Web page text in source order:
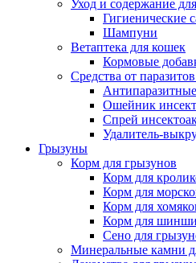
Уход и содержание
Гигиенические
Шампуни
Ветаптека для кошек
Кормовые
Средства от
Ошейник
Спрей
Удалитель-
Грызуны
Корм для грызунов
Корм для
Корм для
Корм для
Корм для
Сено для
Минеральные камни